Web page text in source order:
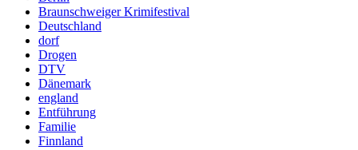
Braunschweiger Krimifestival
Deutschland
dorf
Drogen
DTV
Dänemark
england
Entführung
Familie
Finnland